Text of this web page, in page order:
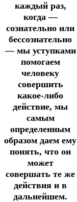
каждый раз,
когда —
сознательно или
бессознательно
— мы уступками
помогаем
человеку
совершить
какое-либо
действие, мы
самым
определенным
образом даем ему
понять, что он
может
совершать те же
действия и в
дальнейшем.